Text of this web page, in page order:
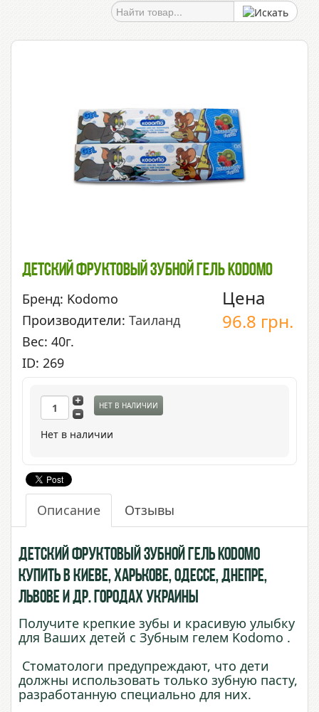
Детский Фруктовый Зубной Гель Kodomo
Бренд: Kodomo
Производители: Таиланд
Вес: 40г.
ID: 269
Цена
96.8 грн.
НЕТ В НАЛИЧИИ
Нет в наличии
Описание Отзывы
Детский фруктовый зубной гель Kodomo
купить в Киеве, Харькове, Одессе, Днепре,
Львове и др. городах Украины
Получите крепкие зубы и красивую улыбку
для Ваших детей с Зубным гелем Kodomo .
Стоматологи предупреждают, что дети
должны использовать только зубную пасту,
разработанную специально для них.